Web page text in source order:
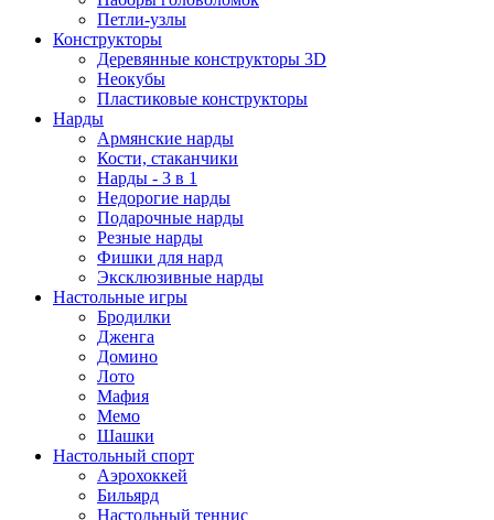
Петли-узлы
Конструкторы
Деревянные конструкторы 3D
Неокубы
Пластиковые конструкторы
Нарды
Армянские нарды
Кости, стаканчики
Нарды - 3 в 1
Недорогие нарды
Подарочные нарды
Резные нарды
Фишки для нард
Эксклюзивные нарды
Настольные игры
Бродилки
Дженга
Домино
Лото
Мафия
Мемо
Шашки
Настольный спорт
Аэрохоккей
Бильярд
Настольный теннис